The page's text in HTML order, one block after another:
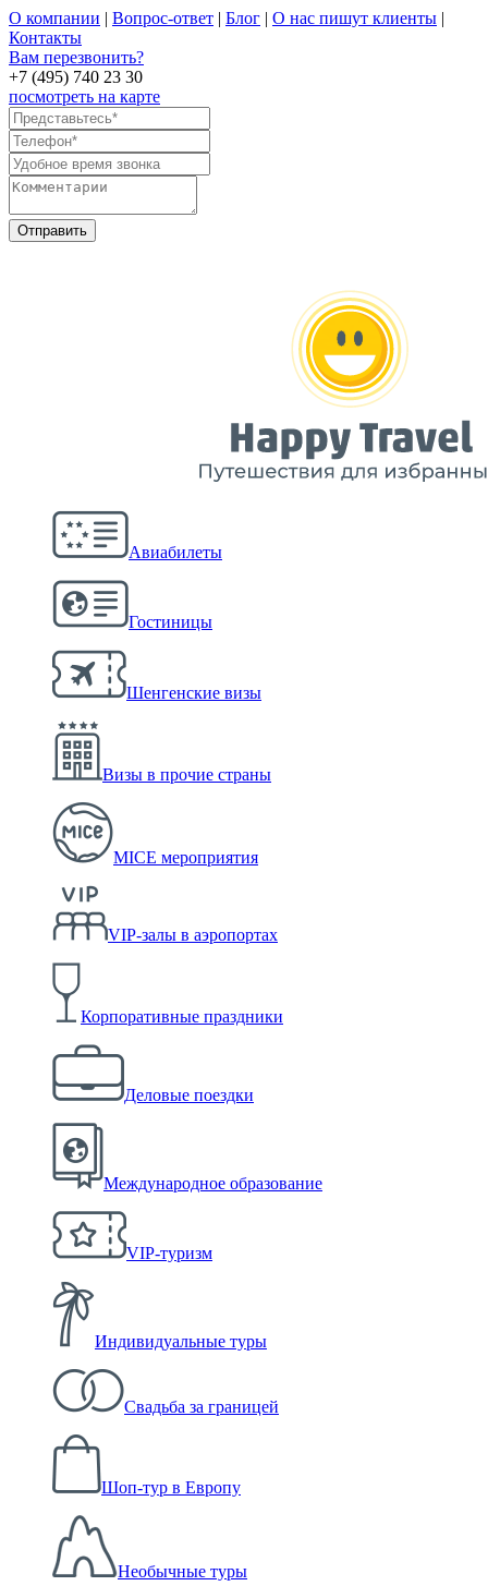
О компании | Вопрос-ответ | Блог | О нас пишут клиенты |
Контакты
Вам перезвонить?
+7 (495) 740 23 30
посмотреть на карте
Авиабилеты
Гостиницы
Шенгенские визы
Визы в прочие страны
MICE мероприятия
VIP-залы в аэропортах
Корпоративные праздники
Деловые поездки
Международное образование
VIP-туризм
Индивидуальные туры
Свадьба за границей
Шоп-тур в Европу
Необычные туры